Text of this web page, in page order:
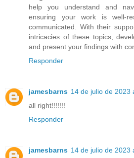
help you understand and
ensuring your work is well-
communicated. With their
intricacies of these topics,
and present your findings with
Responder
jamesbarns 14 de julio de 2023
all right!!!!!!!
Responder
jamesbarns 14 de julio de 2023